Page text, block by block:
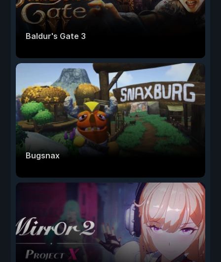
Baldur's Gate 3
Bugsnax